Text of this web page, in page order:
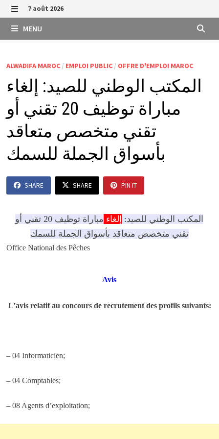
Passer
au
contenu
MENU
7 août 2026
MENU
ALWADIFA MAROC/ EMPLOI PUBLIC/ OFFRE D'EMPLOI MAROC
المكتب الوطني للصيد: إلغاء
مباراة توظيف 20 تقني أو
تقني متخصص متعاقد
بأسواق الجملة للسمك
SHARE SHARE PIN IT
المكتب الوطني للصيد: إلغاء
مباراة توظيف 20 تقني أو
تقني متخصص متعاقد بأسواق الجملة للسمك
Office National des Pêches
Avis
L’avis relatif au concours de recrutement des profils suivants:
– 04 Informaticien;
– 04 Comptables;
– 08 Agents d’exploitation;